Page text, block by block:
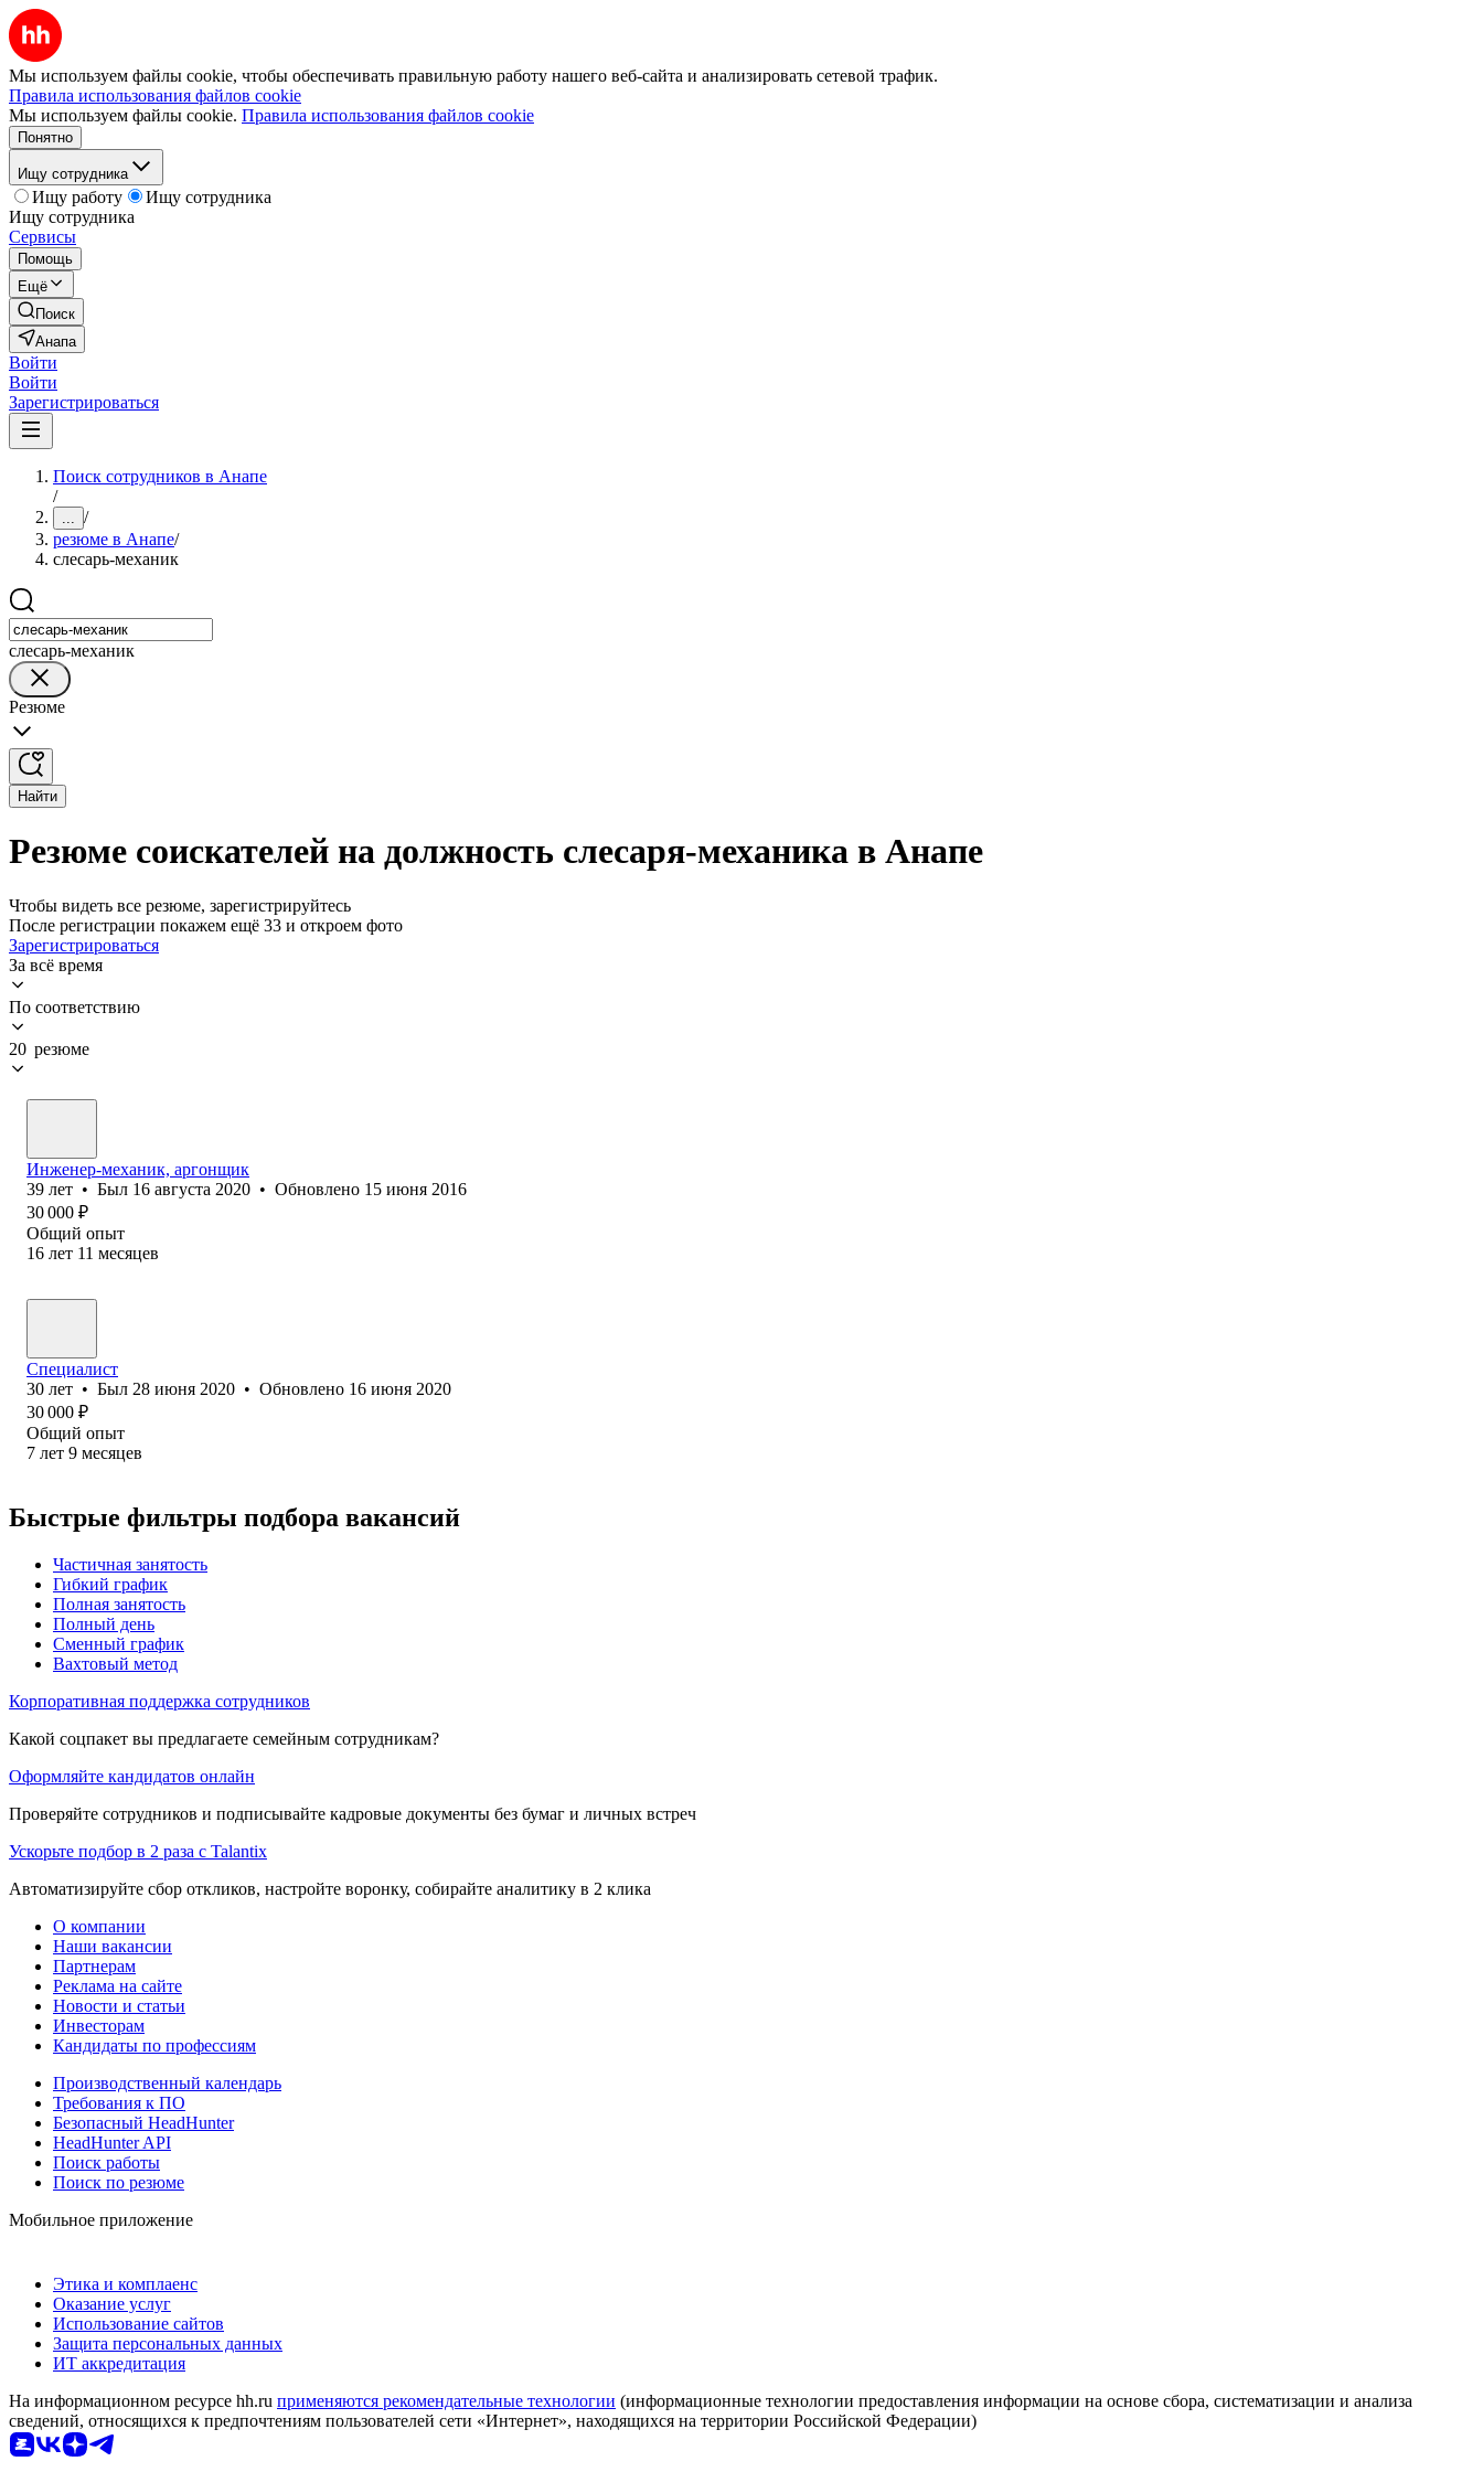
Мы используем файлы cookie, чтобы обеспечивать правильную работу нашего веб-сайта и анализировать сетевой трафик.
Правила использования файлов cookie
Мы используем файлы cookie. Правила использования файлов cookie
Понятно
Ищу сотрудника
Ищу работу
Ищу сотрудника
Ищу сотрудника
Сервисы
Помощь
Ещё
Поиск
Анапа
Войти
Войти
Зарегистрироваться
Поиск сотрудников в Анапе
/
... /
резюме в Анапе/
слесарь-механик
слесарь-механик
Резюме
Найти
Резюме соискателей на должность слесаря-механика в Анапе
Чтобы видеть все резюме, зарегистрируйтесь
После регистрации покажем ещё 33 и откроем фото
Зарегистрироваться
За всё время
По соответствию
20 резюме
Инженер-механик, аргонщик
39 лет • Был 16 августа 2020 • Обновлено 15 июня 2016
30 000 ₽
Общий опыт
16 лет 11 месяцев
Специалист
30 лет • Был 28 июня 2020 • Обновлено 16 июня 2020
30 000 ₽
Общий опыт
7 лет 9 месяцев
Быстрые фильтры подбора вакансий
Частичная занятость
Гибкий график
Полная занятость
Полный день
Сменный график
Вахтовый метод
Корпоративная поддержка сотрудников
Какой соцпакет вы предлагаете семейным сотрудникам?
Оформляйте кандидатов онлайн
Проверяйте сотрудников и подписывайте кадровые документы без бумаг и личных встреч
Ускорьте подбор в 2 раза с Talantix
Автоматизируйте сбор откликов, настройте воронку, собирайте аналитику в 2 клика
О компании
Наши вакансии
Партнерам
Реклама на сайте
Новости и статьи
Инвесторам
Кандидаты по профессиям
Производственный календарь
Требования к ПО
Безопасный HeadHunter
HeadHunter API
Поиск работы
Поиск по резюме
Мобильное приложение
Этика и комплаенс
Оказание услуг
Использование сайтов
Защита персональных данных
ИТ аккредитация
На информационном ресурсе hh.ru применяются рекомендательные технологии (информационные технологии предоставления информации на основе сбора, систематизации и анализа
сведений, относящихся к предпочтениям пользователей сети «Интернет», находящихся на территории Российской Федерации)